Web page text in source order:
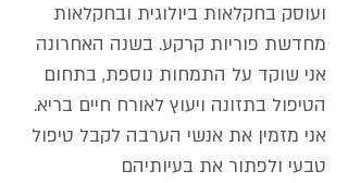
ועוסק בחקלאות ביולוגית ובחקלאות
מחדשת פוריות קרקע. בשנה האחרונה
אני שוקד על התמחות נוספת, בתחום
הטיפול בתזונה ויעוץ לאורח חיים בריא.
אני מזמין את אנשי הערבה לקבל טיפול
טבעי ולפתור את בעיותיהם